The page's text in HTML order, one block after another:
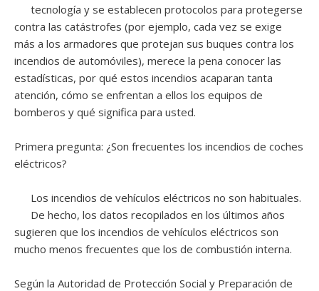
tecnología y se establecen protocolos para protegerse
contra las catástrofes (por ejemplo, cada vez se exige
más a los armadores que protejan sus buques contra los
incendios de automóviles), merece la pena conocer las
estadísticas, por qué estos incendios acaparan tanta
atención, cómo se enfrentan a ellos los equipos de
bomberos y qué significa para usted.
Primera pregunta: ¿Son frecuentes los incendios de coches
eléctricos?
Los incendios de vehículos eléctricos no son habituales.
De hecho, los datos recopilados en los últimos años
sugieren que los incendios de vehículos eléctricos son
mucho menos frecuentes que los de combustión interna.
Según la Autoridad de Protección Social y Preparación de